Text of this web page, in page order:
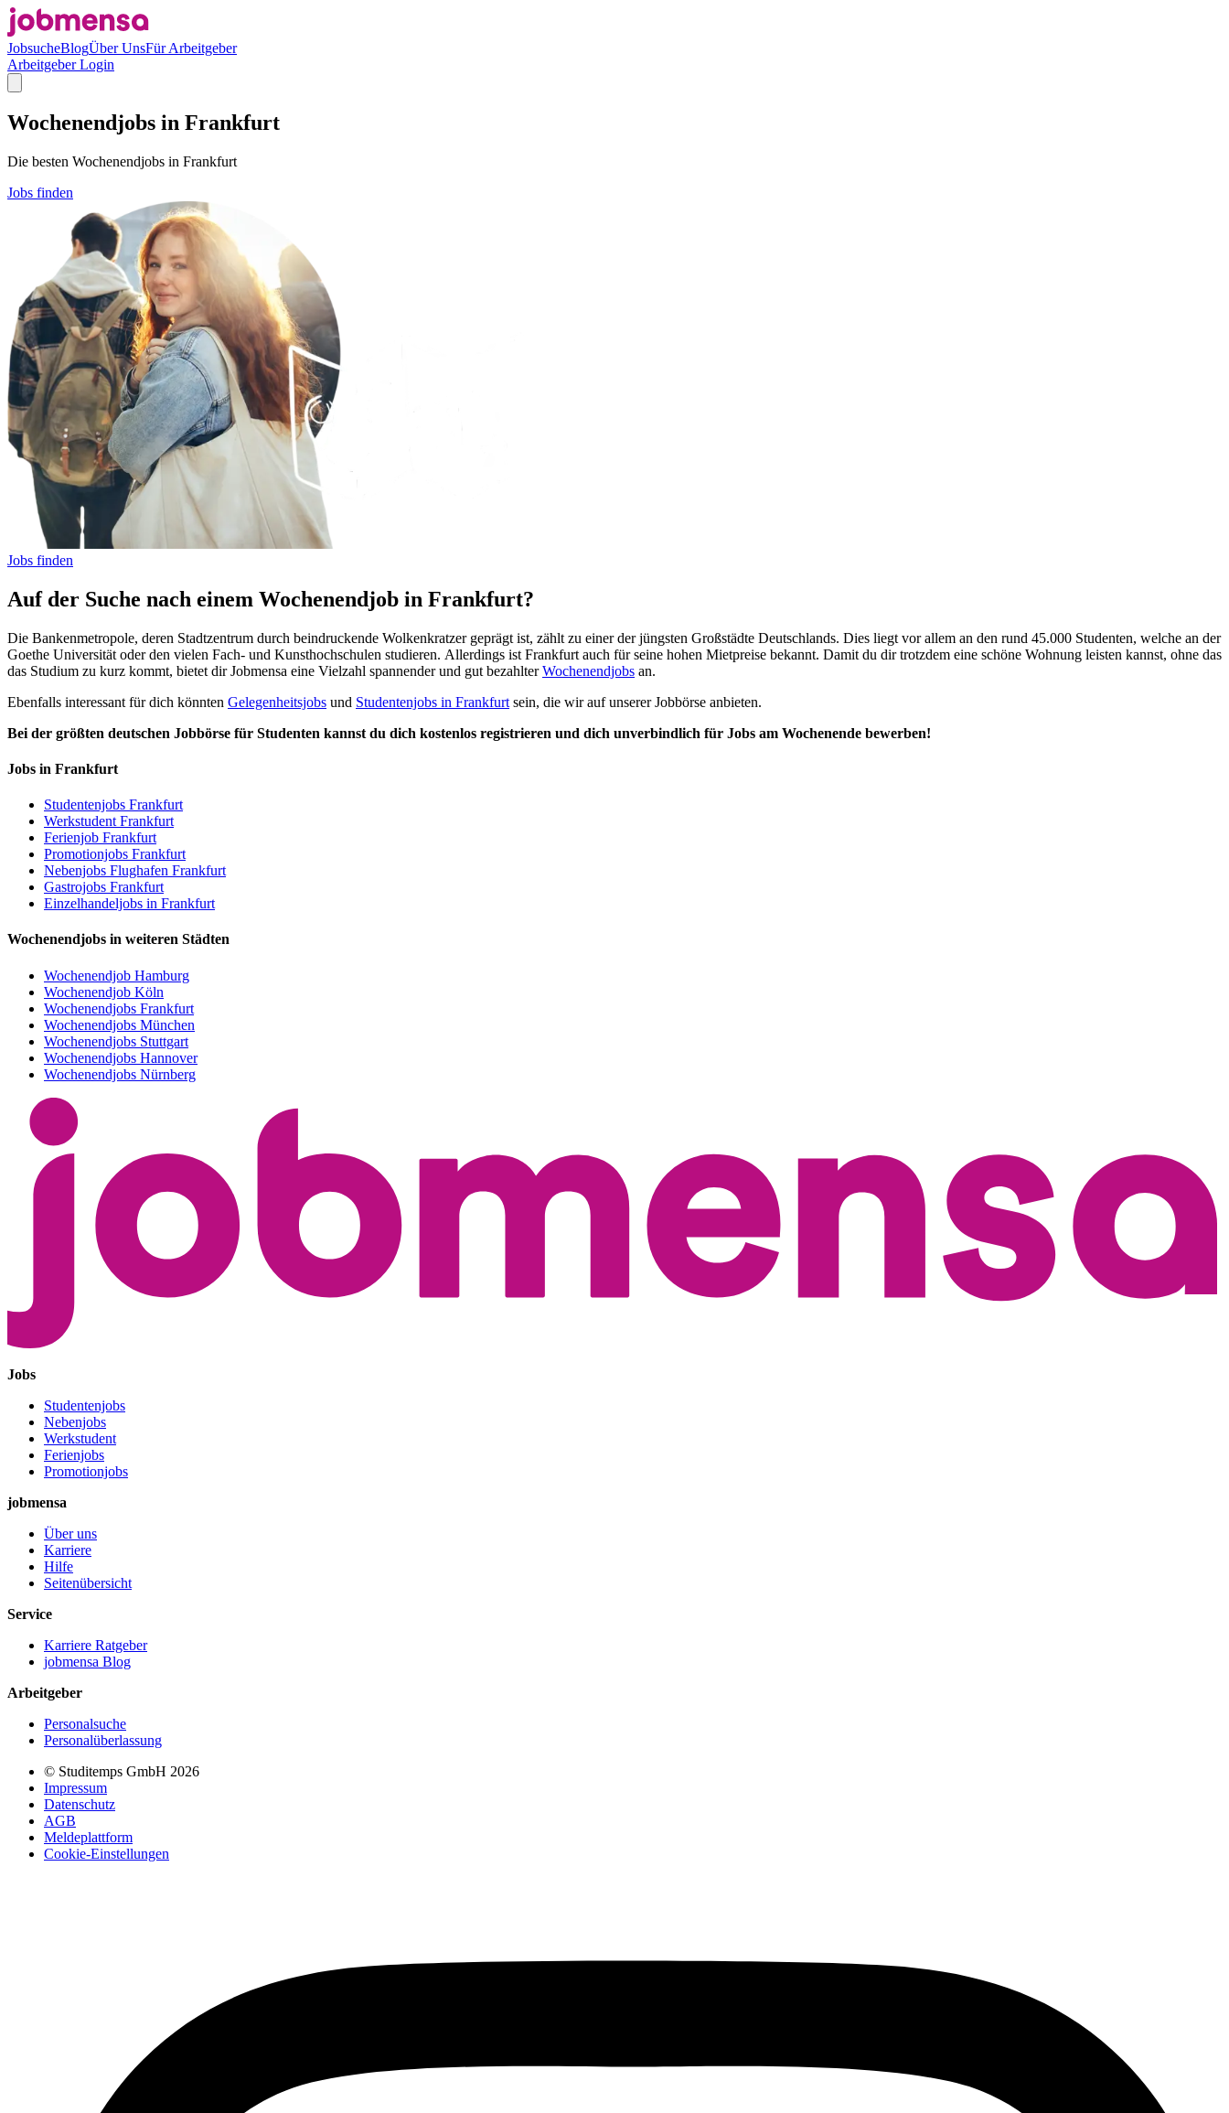
JobsucheBlogÜber UnsFür Arbeitgeber
Arbeitgeber Login
Wochenendjobs in Frankfurt
Die besten Wochenendjobs in Frankfurt
Jobs finden
Jobs finden
Auf der Suche nach einem Wochenendjob in Frankfurt?
Die Bankenmetropole, deren Stadtzentrum durch beindruckende Wolkenkratzer geprägt ist, zählt zu einer der jüngsten Großstädte Deutschlands. Dies liegt vor allem an den rund 45.000 Studenten, welche an der
Goethe Universität oder den vielen Fach- und Kunsthochschulen studieren. Allerdings ist Frankfurt auch für seine hohen Mietpreise bekannt. Damit du dir trotzdem eine schöne Wohnung leisten kannst, ohne das
das Studium zu kurz kommt, bietet dir Jobmensa eine Vielzahl spannender und gut bezahlterWochenendjobs an.
Ebenfalls interessant für dich könnten Gelegenheitsjobs und Studentenjobs in Frankfurt sein, die wir auf unserer Jobbörse anbieten.
Bei der größten deutschen Jobbörse für Studenten kannst du dich kostenlos registrieren und dich unverbindlich für Jobs am Wochenende bewerben!
Jobs in Frankfurt
Studentenjobs Frankfurt
Werkstudent Frankfurt
Ferienjob Frankfurt
Promotionjobs Frankfurt
Nebenjobs Flughafen Frankfurt
Gastrojobs Frankfurt
Einzelhandeljobs in Frankfurt
Wochenendjobs in weiteren Städten
Wochenendjob Hamburg
Wochenendjob Köln
Wochenendjobs Frankfurt
Wochenendjobs München
Wochenendjobs Stuttgart
Wochenendjobs Hannover
Wochenendjobs Nürnberg
Jobs
Studentenjobs
Nebenjobs
Werkstudent
Ferienjobs
Promotionjobs
jobmensa
Über uns
Karriere
Hilfe
Seitenübersicht
Service
Karriere Ratgeber
jobmensa Blog
Arbeitgeber
Personalsuche
Personalüberlassung
© Studitemps GmbH 2026
Impressum
Datenschutz
AGB
Meldeplattform
Cookie-Einstellungen